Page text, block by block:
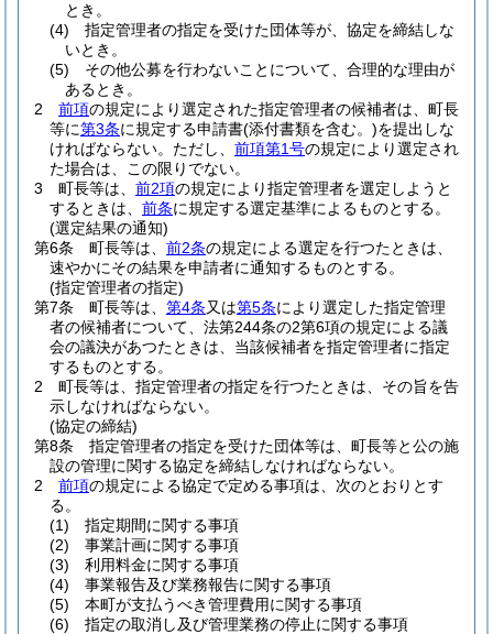
とき。
(4)
指定管理者の指定を受けた団体等が、協定を締結しな
いとき。
(5)
その他公募を行わないことについて、合理的な理由が
あるとき。
2
前項の規定により選定された指定管理者の候補者は、町長
等に第3条に規定する申請書(添付書類を含む。)を提出しな
ければならない。 ただし、 前項第1号の規定により選定され
た場合は、この限りでない。
3
町長等は、 前2項の規定により指定管理者を選定しようと
するときは、 前条に規定する選定基準によるものとする。
(選定結果の通知)
第6条
町長等は、 前2条の規定による選定を行つたときは、
速やかにその結果を申請者に通知するものとする。
(指定管理者の指定)
第7条
町長等は、 第4条又は第5条により選定した指定管理
者の候補者について、法第244条の2第6項の規定による議
会の議決があつたときは、当該候補者を指定管理者に指定
するものとする。
2
町長等は、指定管理者の指定を行つたときは、その旨を告
示しなければならない。
(協定の締結)
第8条
指定管理者の指定を受けた団体等は、町長等と公の施
設の管理に関する協定を締結しなければならない。
2
前項の規定による協定で定める事項は、次のとおりとす
る。
(1)
指定期間に関する事項
(2)
事業計画に関する事項
(3)
利用料金に関する事項
(4)
事業報告及び業務報告に関する事項
(5)
本町が支払うべき管理費用に関する事項
(6)
指定の取消し及び管理業務の停止に関する事項